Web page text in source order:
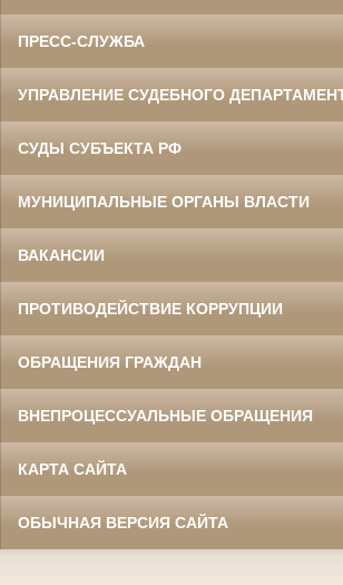
ПРЕСС-СЛУЖБА
УПРАВЛЕНИЕ СУДЕБНОГО
СУДЫ СУБЪЕКТА РФ
МУНИЦИПАЛЬНЫЕ ОРГАНЫ ВЛАСТИ
ВАКАНСИИ
ПРОТИВОДЕЙСТВИЕ КОРРУПЦИИ
ОБРАЩЕНИЯ ГРАЖДАН
ВНЕПРОЦЕССУАЛЬНЫЕ ОБРАЩЕНИЯ
КАРТА САЙТА
ОБЫЧНАЯ ВЕРСИЯ САЙТА